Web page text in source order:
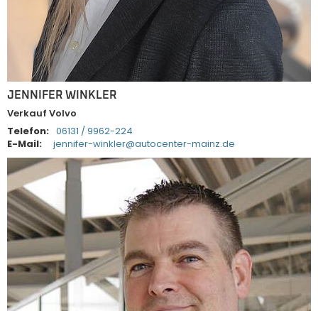
JENNIFER WINKLER
Verkauf Volvo
Telefon: 06131 / 9962-224
E-Mail:
jennifer-winkler@autocenter-mainz.de